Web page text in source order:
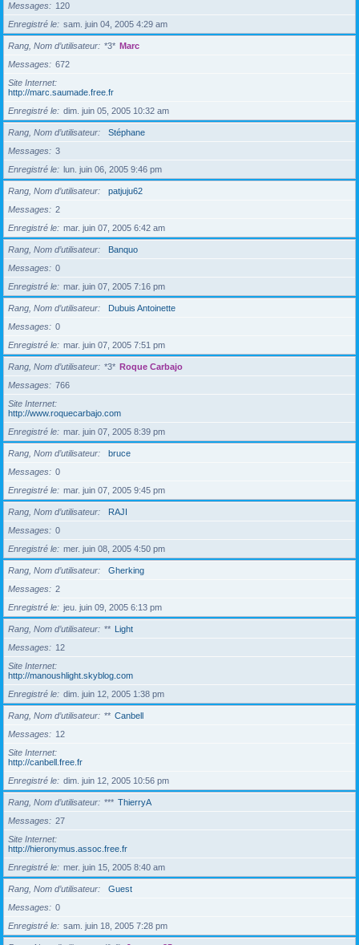
Messages
120
Enregistré le
sam. juin 04, 2005 4:29 am
Rang, Nom d’utilisateur *3* Marc
Messages
672
Site Internet
http://marc.saumade.free.fr
Enregistré le
dim. juin 05, 2005 10:32 am
Rang, Nom d’utilisateur
Stéphane
Messages
3
Enregistré le
lun. juin 06, 2005 9:46 pm
Rang, Nom d’utilisateur
patjuju62
Messages
2
Enregistré le
mar. juin 07, 2005 6:42 am
Rang, Nom d’utilisateur
Banquo
Messages
0
Enregistré le
mar. juin 07, 2005 7:16 pm
Rang, Nom d’utilisateur
Dubuis Antoinette
Messages
0
Enregistré le
mar. juin 07, 2005 7:51 pm
Rang, Nom d’utilisateur *3* Roque Carbajo
Messages
766
Site Internet
http://www.roquecarbajo.com
Enregistré le
mar. juin 07, 2005 8:39 pm
Rang, Nom d’utilisateur
bruce
Messages
0
Enregistré le
mar. juin 07, 2005 9:45 pm
Rang, Nom d’utilisateur
RAJI
Messages
0
Enregistré le
mer. juin 08, 2005 4:50 pm
Rang, Nom d’utilisateur
Gherking
Messages
2
Enregistré le
jeu. juin 09, 2005 6:13 pm
Rang, Nom d’utilisateur ** Light
Messages
12
Site Internet
http://manoushlight.skyblog.com
Enregistré le
dim. juin 12, 2005 1:38 pm
Rang, Nom d’utilisateur ** Canbell
Messages
12
Site Internet
http://canbell.free.fr
Enregistré le
dim. juin 12, 2005 10:56 pm
Rang, Nom d’utilisateur *** ThierryA
Messages
27
Site Internet
http://hieronymus.assoc.free.fr
Enregistré le
mer. juin 15, 2005 8:40 am
Rang, Nom d’utilisateur
Guest
Messages
0
Enregistré le
sam. juin 18, 2005 7:28 pm